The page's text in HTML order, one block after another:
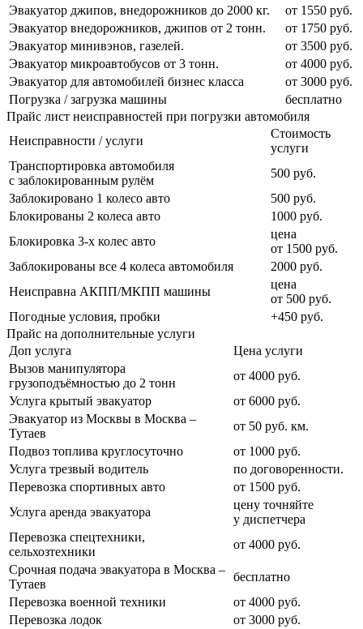
Эвакуатор джипов, внедорожников до 2000 кг.
от 1550 руб.
Эвакуатор внедорожников, джипов от 2 тонн.
от 1750 руб.
Эвакуатор минивэнов, газелей.
от 3500 руб.
Эвакуатор микроавтобусов от 3 тонн.
от 4000 руб.
Эвакуатор для автомобилей бизнес класса
от 3000 руб.
Погрузка / загрузка машины
бесплатно
Прайс лист неисправностей при погрузки автомобиля
Неисправности / услуги
Стоимость
услуги
Транспортировка автомобиля
с заблокированным рулём
500 руб.
Заблокировано 1 колесо авто
500 руб.
Блокированы 2 колеса авто
1000 руб.
Блокировка 3-х колес авто
цена
от 1500 руб.
Заблокированы все 4 колеса автомобиля
2000 руб.
Неисправна АКПП/МКПП машины
цена
от 500 руб.
Погодные условия, пробки
+450 руб.
Прайс на дополнительные услуги
Доп услуга
Цена услуги
Вызов манипулятора
грузоподъёмностью до 2 тонн
от 4000 руб.
Услуга крытый эвакуатор
от 6000 руб.
Эвакуатор из Москвы в Москва –
Тутаев
от 50 руб. км.
Подвоз топлива круглосуточно
от 1000 руб.
Услуга трезвый водитель
по договоренности.
Перевозка спортивных авто
от 1500 руб.
Услуга аренда эвакуатора
цену точняйте
у диспетчера
Перевозка спецтехники,
сельхозтехники
от 4000 руб.
Срочная подача эвакуатора в Москва –
Тутаев
бесплатно
Перевозка военной техники
от 4000 руб.
Перевозка лодок
от 3000 руб.